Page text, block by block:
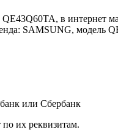
в интернет
SAMSUNG, модель
или Сбербанк
их реквизитам.